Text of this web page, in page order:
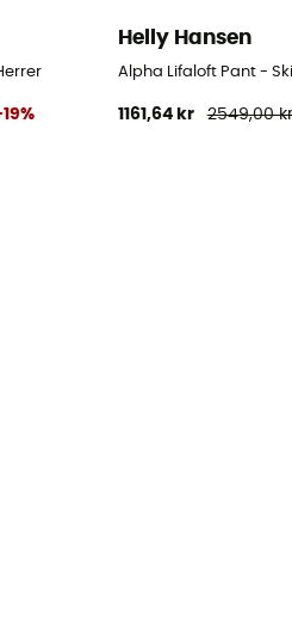
Helly Hansen
Alpha Lifaloft Pant -
1161,64 kr 2549,00 kr